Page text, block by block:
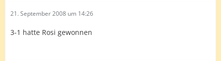
21. September 2008 um 14:26
3-1 hatte Rosi gewonnen